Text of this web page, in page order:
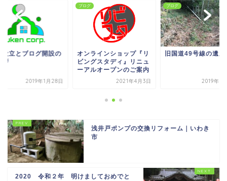
設立とブログ開設の
拶
2019年1月28日
ブログ
オンラインショップ『リ
ビングスタディ』リニュ
ーアルオープンのご案内
2021年4月3日
ブログ
旧国道49号線の遺産
2019年3
浅井戸ポンプの交換リフォーム｜いわき
市
2020 令和２年 明けましておめでと